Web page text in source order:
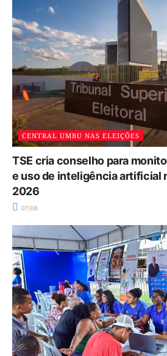
CENTRAL UMBU NAS ELEIÇÕES
TSE cria conselho para
e uso de inteligência artificial
2026
07/08